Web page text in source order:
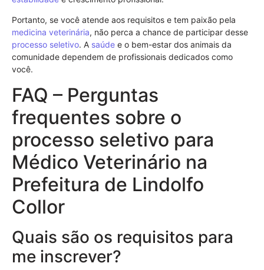
Portanto, se você atende aos requisitos e tem paixão pela
medicina veterinária, não perca a chance de participar desse
processo seletivo. A saúde e o bem-estar dos animais da
comunidade dependem de profissionais dedicados como
você.
FAQ – Perguntas
frequentes sobre o
processo seletivo para
Médico Veterinário na
Prefeitura de Lindolfo
Collor
Quais são os requisitos para
me inscrever?